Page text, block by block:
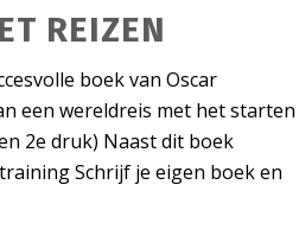
REIZEN
boek van Oscar
een wereldreis met het starten
2e druk) Naast dit boek
Schrijf je eigen boek en